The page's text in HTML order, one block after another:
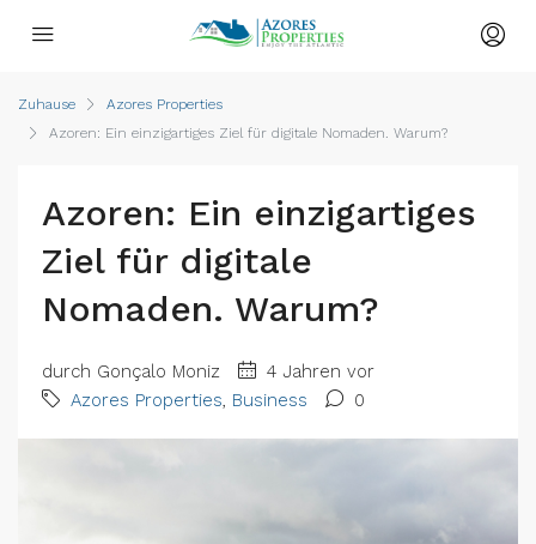
Zuhause
Azores Properties
Azoren: Ein einzigartiges Ziel für digitale Nomaden. Warum?
Azoren: Ein einzigartiges
Ziel für digitale
Nomaden. Warum?
durch Gonçalo Moniz
4 Jahren vor
Azores Properties, Business 0